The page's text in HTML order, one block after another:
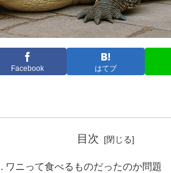
Facebook はてブ
目次
ワニって食べるものだったのか問題